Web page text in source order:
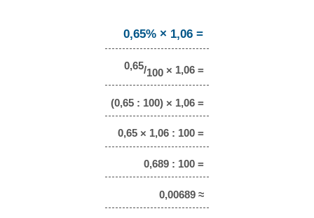
0,65% × 1,06 =
0,65/100× 1,06 =
(0,65 : 100) × 1,06 =
0,65 × 1,06 : 100 =
0,689 : 100 =
0,00689 ≈